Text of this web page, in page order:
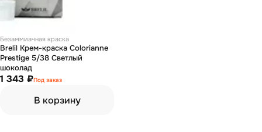
Безаммиачная краска
Brelil Крем-краска Colorianne
Prestige 5/38 Светлый
шоколад
1 343 ₽Под заказ
В корзину